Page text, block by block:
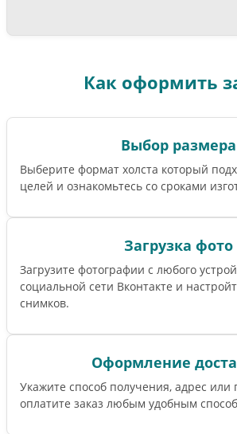
Как оформить
Выбор размера
Выберите формат холста который
целей и ознакомьтесь со сроками
Загрузка фото
Загрузите фотографии с любого
социальной сети Вконтакте и
снимков.
Оформление
Укажите способ получения, адрес или
оплатите заказ любым удобным